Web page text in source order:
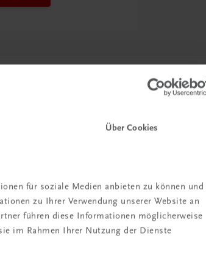
Über Cookies
für soziale Medien anbieten zu können und
zu Ihrer Verwendung unserer Website an
führen diese Informationen möglicherweise
im Rahmen Ihrer Nutzung der Dienste